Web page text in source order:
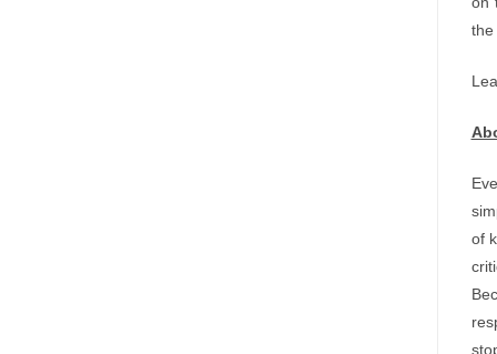
the
of